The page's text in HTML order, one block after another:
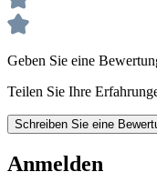
Geben Sie eine
Teilen Sie Ihre
Schreiben Sie eine
Anmelden